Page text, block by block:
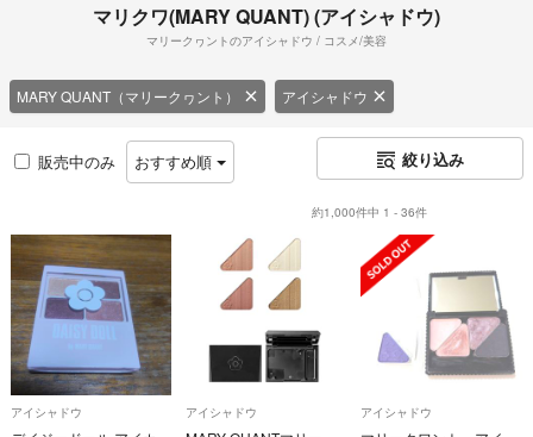
マリクワ(MARY QUANT) (アイシャドウ)
マリークヮントのアイシャドウ / コスメ/美容
MARY QUANT（マリークヮント） アイシャドウ
販売中のみ おすすめ順 絞り込み
約1,000件中 1 - 36件
アイシャドウ アイシャドウ アイシャドウ